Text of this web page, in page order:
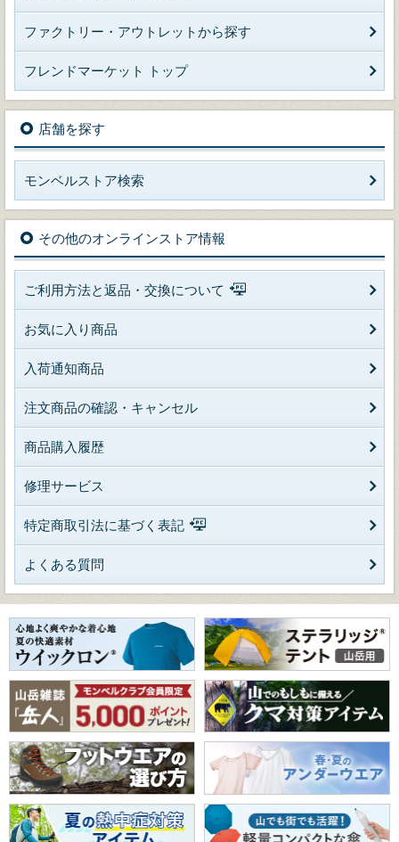
ファクトリー・アウトレットから探す
フレンドマーケット トップ
店舗を探す
モンベルストア検索
その他のオンラインストア情報
ご利用方法と返品・交換について
お気に入り商品
入荷通知商品
注文商品の確認・キャンセル
商品購入履歴
修理サービス
特定商取引法に基づく表記
よくある質問